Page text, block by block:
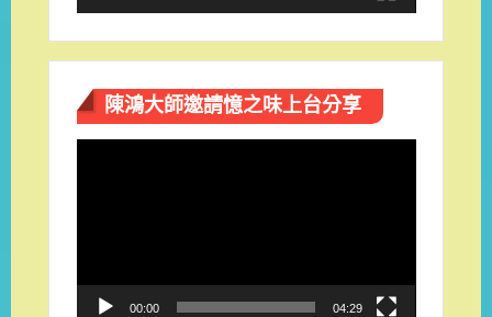
陳鴻大師邀請憶之味上台分享
00:00 04:29